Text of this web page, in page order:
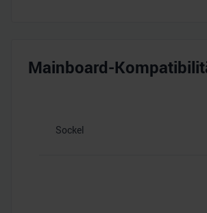
Mainboard-
Sockel